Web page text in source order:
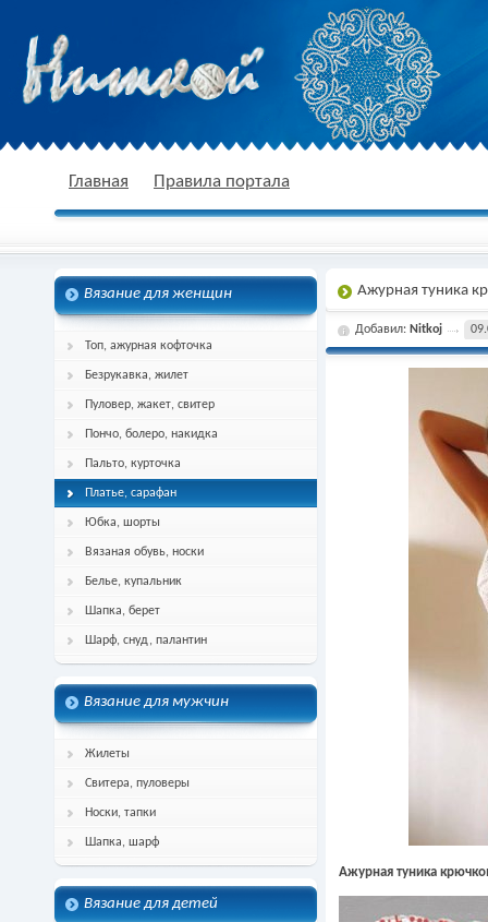
спицами, схема и описание
Главная Правила портала
Вязание для женщин
Топ, ажурная кофточка
Безрукавка, жилет
Пуловер, жакет, свитер
Пончо, болеро, накидка
Пальто, курточка
Платье, сарафан
Юбка, шорты
Вязаная обувь, носки
Белье, купальник
Шапка, берет
Шарф, снуд, палантин
Вязание для мужчин
Жилеты
Свитера, пуловеры
Носки, тапки
Шапка, шарф
Вязание для детей
Ажурная туника
Добавил: Nitkoj
Ажурная туника